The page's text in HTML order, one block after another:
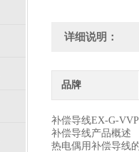
详细说明：
品牌
补偿导线EX-G-
补偿导线产品概述
热电偶用补偿导线